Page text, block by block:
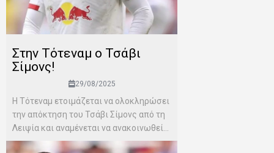
Στην Τότεναμ ο Τσάβι
Σίμονς!
29/08/2025
Η Τότεναμ ετοιμάζεται να ολοκληρώσει
την απόκτηση του Τσάβι Σίμονς από τη
Λειψία και αναμένεται να ανακοινωθεί...